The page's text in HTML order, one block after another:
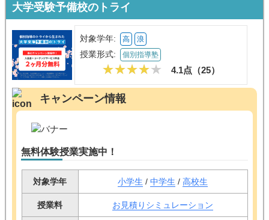
大学受験予備校のトライ
対象学年: 高 浪
授業形式: 個別指導塾
4.1点（25）
キャンペーン情報
無料体験授業実施中！
対象学年 小学生 / 中学生 / 高校生
授業料 お見積りシミュレーション